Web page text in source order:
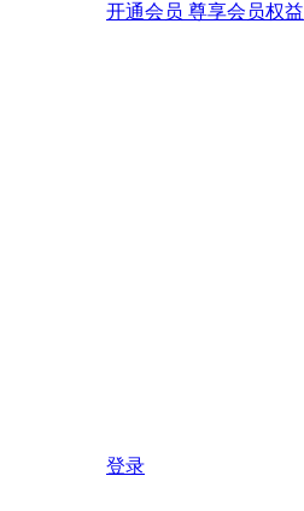
开通会员 尊享会员权益
登录